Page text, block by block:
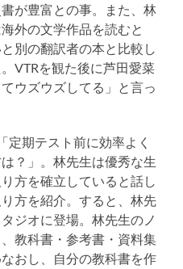
が豊富との事。また、林
外の文学作品を読むと
別の翻訳者の本と比較し
VTRを観た後に芦田愛菜
ウズウズしてる」と言っ
定期テスト前に効率よく
？」。林先生は優秀な生
方を確立していると話し
方を紹介。すると、林先
ジオに登場。林先生のノ
教科書・参考書・資料集
おし、自分の教科書を作